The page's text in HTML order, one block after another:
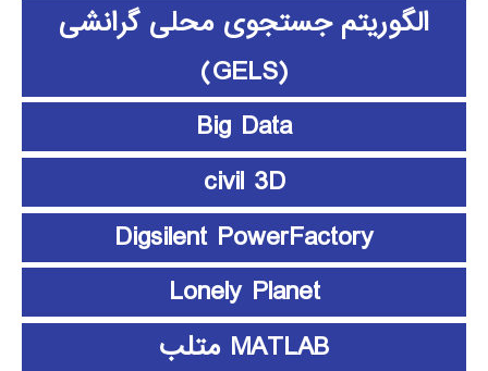
الگوریتم جستجوی محلی گرانشی
(GELS)
Big Data
civil 3D
Digsilent PowerFactory
Lonely Planet
MATLAB متلب